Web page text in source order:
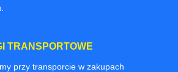
TRANSPORTOWE
przy transporcie w zakupach